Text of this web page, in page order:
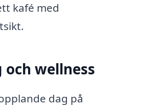
kafé med
wellness
dag på